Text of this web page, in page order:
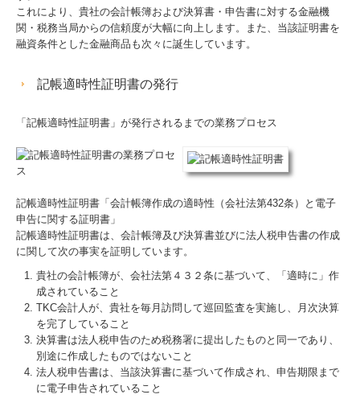
これにより、貴社の会計帳簿および決算書・申告書に対する金融機
関・税務当局からの信頼度が大幅に向上します。また、当該証明書を
融資条件とした金融商品も次々に誕生しています。
記帳適時性証明書の発行
「記帳適時性証明書」が発行されるまでの業務プロセス
記帳適時性証明書「会計帳簿作成の適時性（会社法第432条）と電子
申告に関する証明書」
記帳適時性証明書は、会計帳簿及び決算書並びに法人税申告書の作成
に関して次の事実を証明しています。
貴社の会計帳簿が、会社法第４３２条に基づいて、「適時に」作
成されていること
TKC会計人が、貴社を毎月訪問して巡回監査を実施し、月次決算
を完了していること
決算書は法人税申告のため税務署に提出したものと同一であり、
別途に作成したものではないこと
法人税申告書は、当該決算書に基づいて作成され、申告期限まで
に電子申告されていること